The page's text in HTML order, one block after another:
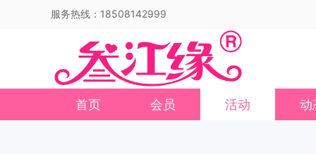
服务热线：18508142999
首页 会员 活动 动